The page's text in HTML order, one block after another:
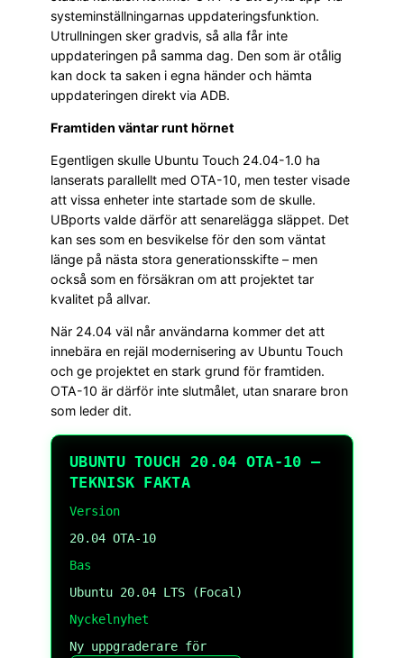
systeminställningarnas uppdateringsfunktion.
Utrullningen sker gradvis, så alla får inte
uppdateringen på samma dag. Den som är otålig
kan dock ta saken i egna händer och hämta
uppdateringen direkt via ADB.
Framtiden väntar runt hörnet
Egentligen skulle Ubuntu Touch 24.04-1.0 ha
lanserats parallellt med OTA-10, men tester visade
att vissa enheter inte startade som de skulle.
UBports valde därför att senarelägga släppet. Det
kan ses som en besvikelse för den som väntat
länge på nästa stora generationsskifte – men
också som en försäkran om att projektet tar
kvalitet på allvar.
När 24.04 väl når användarna kommer det att
innebära en rejäl modernisering av Ubuntu Touch
och ge projektet en stark grund för framtiden.
OTA-10 är därför inte slutmålet, utan snarare bron
som leder dit.
UBUNTU TOUCH 20.04 OTA-10 –
TEKNISK FAKTA
Version
20.04 OTA-10
Bas
Ubuntu 20.04 LTS (Focal)
Nyckelnyhet
Ny uppgraderare för